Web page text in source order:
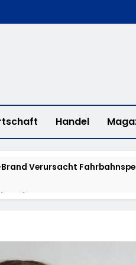
Handel
Brand Verursacht
With A Cop“ In Bad Camberg
„Fahrradddieben
Polizei Bittet